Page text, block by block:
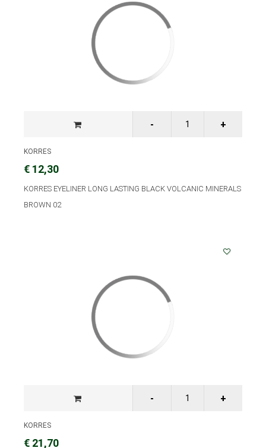
KORRES
€ 12,30
KORRES EYELINER LONG LASTING BLACK VOLCANIC MINERALS
BROWN 02
KORRES
€ 21,70